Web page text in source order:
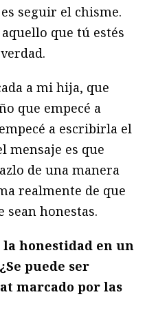
seguir el chisme.
que tú estés
a mi hija, que
que empecé a
a escribirla el
mensaje es que
de una manera
realmente de que
sean honestas.
honestidad en un
puede ser
marcado por las